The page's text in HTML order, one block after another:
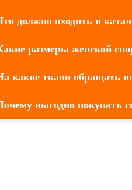
должно входить в
размеры женской
какие ткани обращать
выгодно покупать